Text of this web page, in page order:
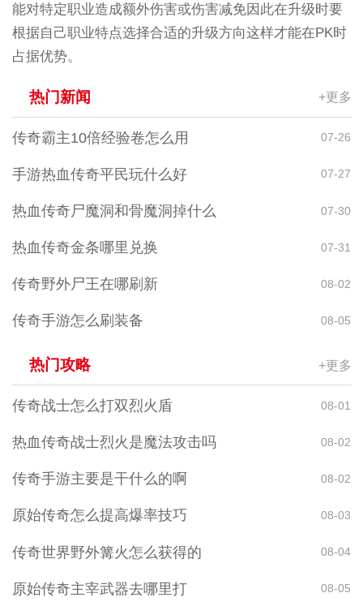
能对特定职业造成额外伤害或伤害减免因此在升级时要
根据自己职业特点选择合适的升级方向这样才能在PK时
占据优势。
热门新闻 +更多
传奇霸主10倍经验卷怎么用 07-26
手游热血传奇平民玩什么好 07-27
热血传奇尸魔洞和骨魔洞掉什么 07-30
热血传奇金条哪里兑换 07-31
传奇野外尸王在哪刷新 08-02
传奇手游怎么刷装备 08-05
热门攻略 +更多
传奇战士怎么打双烈火盾 08-01
热血传奇战士烈火是魔法攻击吗 08-02
传奇手游主要是干什么的啊 08-02
原始传奇怎么提高爆率技巧 08-03
传奇世界野外篝火怎么获得的 08-04
原始传奇主宰武器去哪里打 08-05